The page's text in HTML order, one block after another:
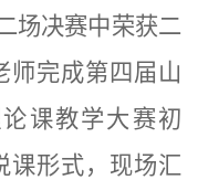
场决赛中荣获二
师完成第四届山
课教学大赛初
课形式，现场汇